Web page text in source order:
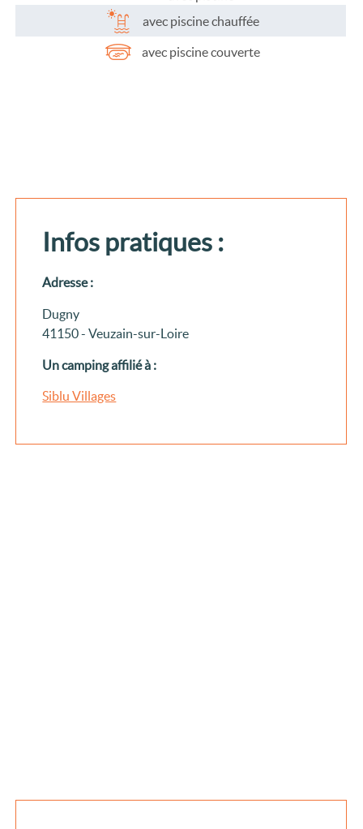
avec piscine chauffée
avec piscine couverte
Infos pratiques :
Adresse :
Dugny
41150 - Veuzain-sur-Loire
Un camping affilié à :
Siblu Villages